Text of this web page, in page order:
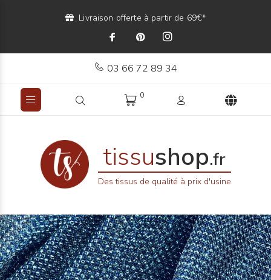
Livraison offerte à partir de 69€*
03 66 72 89 34
0
tissushop.fr
Des tissus de qualité à prix d'usine